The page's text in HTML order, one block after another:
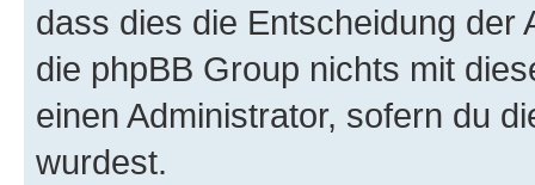
dass dies die Entscheidung der
die phpBB Group nichts mit
einen Administrator, sofern du
wurdest.